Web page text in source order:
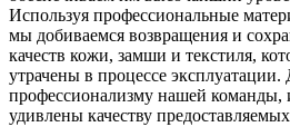
Используя профессиональные
мы добиваемся возвращения и
качеств кожи, замши и текстиля,
утрачены в процессе эксплуатации.
профессионализму нашей команды,
удивлены качеству предоставляемых